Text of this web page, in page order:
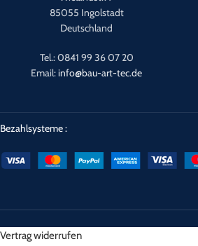
85055 Ingolstadt
Deutschland
Tel.: 0841 99 36 07 20
Email:info@bau-art-tec.de
Bezahlsysteme :
Vertrag widerrufen